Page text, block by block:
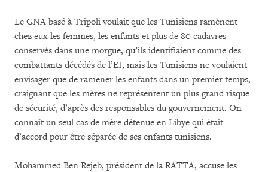
Le GNA basé à Tripoli voulait que les Tunisiens ramènent
chez eux les femmes, les enfants et plus de 80 cadavres
conservés dans une morgue, qu’ils identifiaient comme des
combattants décédés de l’EI, mais les Tunisiens ne voulaient
envisager que de ramener les enfants dans un premier temps,
craignant que les mères ne représentent un plus grand risque
de sécurité, d’après des responsables du gouvernement. On
connaît un seul cas de mère détenue en Libye qui était
d’accord pour être séparée de ses enfants tunisiens.
Mohammed Ben Rejeb, président de la RATTA, accuse les